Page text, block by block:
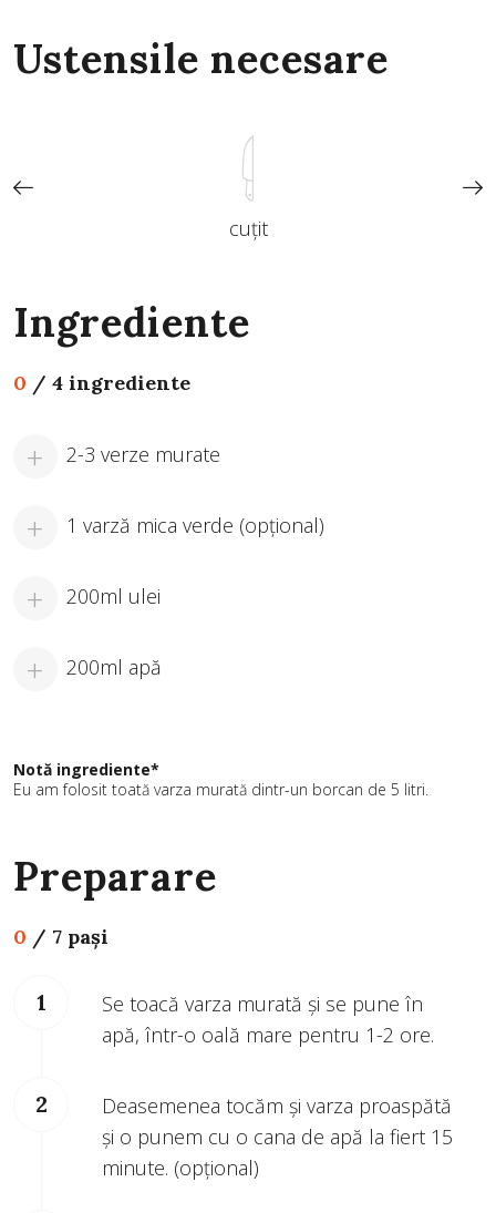
Ustensile necesare
cuțit
Ingrediente
0 / 4 ingrediente
2-3 verze murate
1 varză mica verde (opţional)
200ml ulei
200ml apă
Notă ingrediente*
Eu am folosit toată varza murată dintr-un borcan de 5 litri.
Preparare
0 / 7 pași
Se toacă varza murată și se pune în
apă, într-o oală mare pentru 1-2 ore.
Deasemenea tocăm și varza proaspătă
și o punem cu o cana de apă la fiert 15
minute. (opțional)